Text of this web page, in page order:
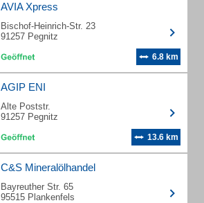
AVIA Xpress
Bischof-Heinrich-Str. 23
91257 Pegnitz
6.8 km
AGIP ENI
Alte Poststr.
91257 Pegnitz
13.6 km
C&S Mineralölhandel
Bayreuther Str. 65
95515 Plankenfels